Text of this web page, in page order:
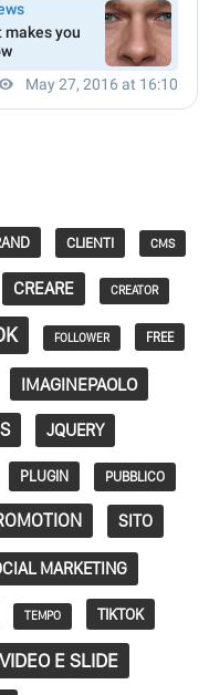
CLIENTI CMS
CREARE CREATOR
FOLLOWER FREE
IMAGINEPAOLO
JQUERY
PLUGIN PUBBLICO
SITO
MARKETING
TEMPO TIKTOK
VIDEO E SLIDE